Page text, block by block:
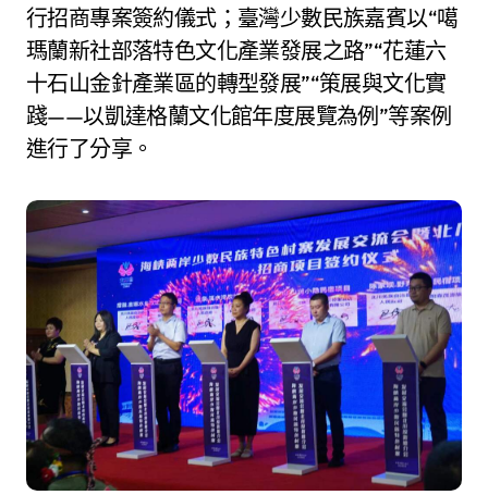
行招商專案簽約儀式；臺灣少數民族嘉賓以“噶
瑪蘭新社部落特色文化產業發展之路”“花蓮六
十石山金針產業區的轉型發展”“策展與文化實
踐——以凱達格蘭文化館年度展覽為例”等案例
進行了分享。